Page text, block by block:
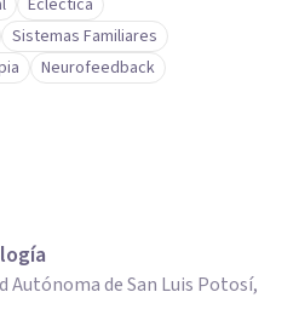
Ecléctica
Sistemas Familiares
Neurofeedback
Autónoma de San Luis Potosí,